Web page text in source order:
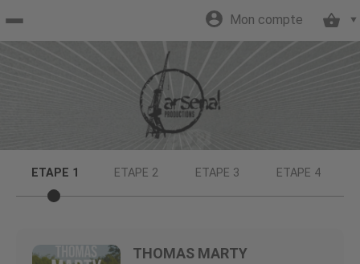
Site
Mon compte
ETAPE 1 ETAPE 2 ETAPE 3 ETAPE 4
THOMAS MARTY